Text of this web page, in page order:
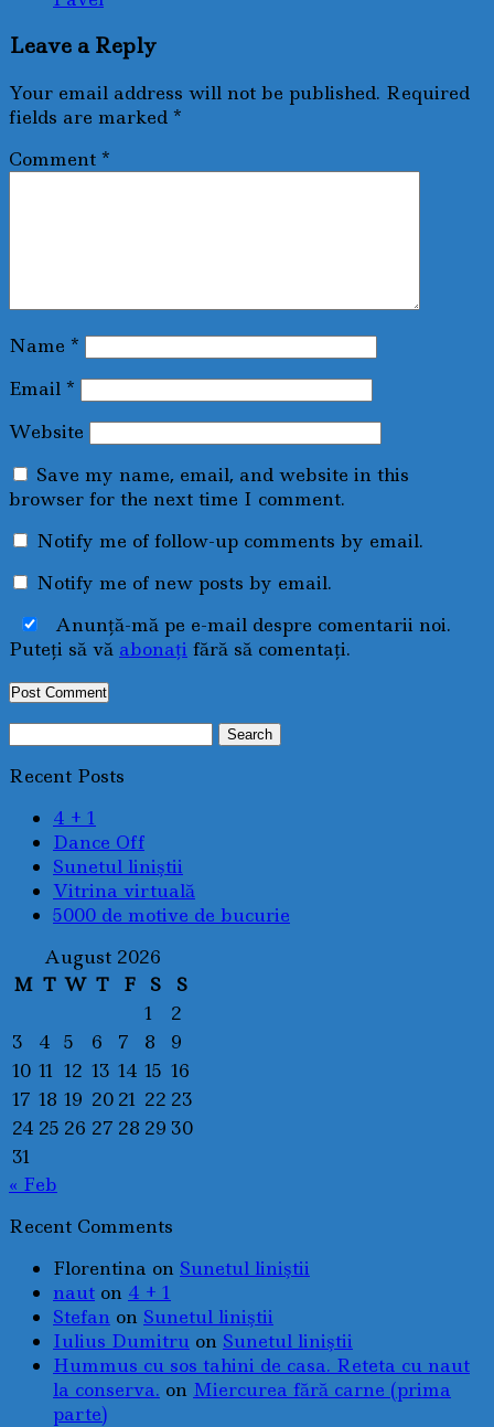
Leave a Reply
Your email address will not be published. Required
fields are marked *
Comment *
Name *
Email *
Website
Save my name, email, and website in this
browser for the next time I comment.
Notify me of follow-up comments by email.
Notify me of new posts by email.
Anunţă-mă pe e-mail despre comentarii noi.
Puteţi să vă abonaţi fără să comentaţi.
Search
Recent Posts
4 + 1
Dance Off
Sunetul liniştii
Vitrina virtuală
5000 de motive de bucurie
August 2026
M T W T F S
S
1
2
3
4 5 6 7 8
9
10 11 12 13 14 15 16
17 18 19 20 21 22 23
24 25 26 27 28 29 30
31
« Feb
Recent Comments
Florentina on Sunetul liniştii
naut on 4 + 1
Stefan on Sunetul liniştii
Iulius Dumitru on Sunetul liniştii
Hummus cu sos tahini de casa. Reteta cu naut
la conserva. on Miercurea fără carne (prima
parte)